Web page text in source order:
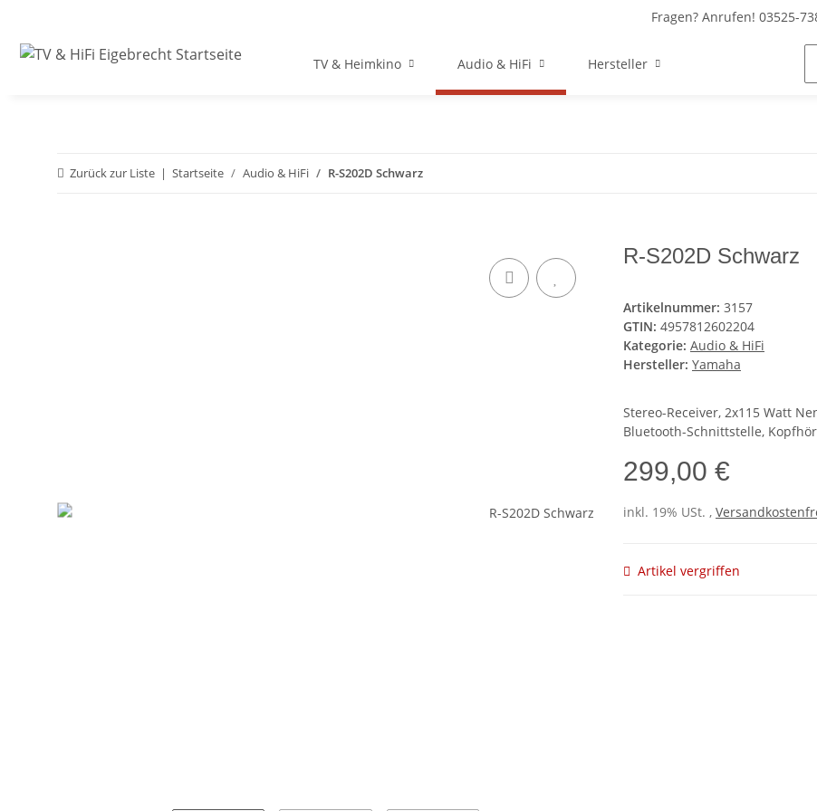
Fragen? Anrufen! 03525-
TV & Heimkino Audio & HiFi Hersteller
Zurück zur Liste Startseite Audio & HiFi R-S202D Schwarz
R-S202D Schwarz
Artikelnummer: 3157
GTIN: 4957812602204
Kategorie: Audio & HiFi
Hersteller: Yamaha
Stereo-Receiver, 2x115 Watt
Bluetooth-Schnittstelle,
299,00 €
inkl. 19% USt. ,
Artikel vergriffen